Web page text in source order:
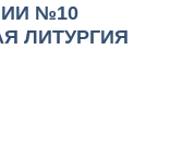
№10
ЛИТУРГИЯ